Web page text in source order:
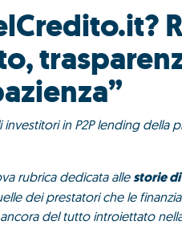
in P2P lending della
rubrica dedicata allestorie di
dei prestatori che le
del tutto introiettato